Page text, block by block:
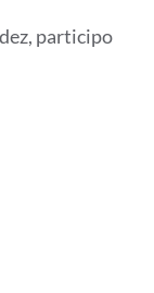
participo